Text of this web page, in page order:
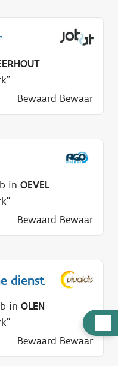
u
l
Bewaard Bewaar
in OEVEL
Bewaard Bewaar
dienst
in OLEN
Bewaard Bewaar